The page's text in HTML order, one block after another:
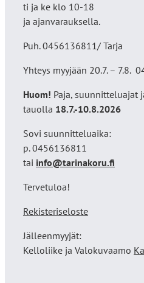
ti ja ke klo 10-18
ja ajanvarauksella.
Puh. 0456136811/ Tarja
Yhteys myyjään 20.7. – 7.8.
Huom! Paja, suunnitteluajat
tauolla 18.7.-10.8.2026
Sovi suunnitteluaika:
p. 0456136811
tai info@tarinakoru.fi
Tervetuloa!
Rekisteriseloste
Jälleenmyyjät:
Kelloliike ja Valokuvaamo